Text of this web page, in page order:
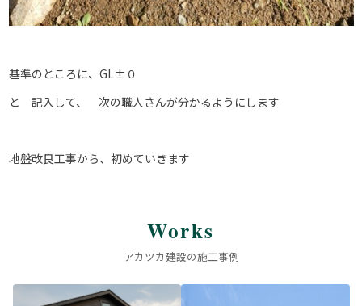
基準のところに、GL±０
と 記入して、 次の職人さんが分かるようにします
地盤改良工事から、初めていきます
Works
アカツカ建設の施工事例